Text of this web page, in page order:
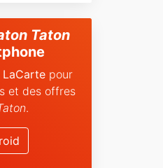
Taton
LaCartepour
et des offres
.